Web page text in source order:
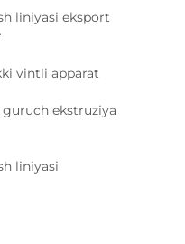
liniyasi eksport
vintli apparat
ekstruziya
liniyasi